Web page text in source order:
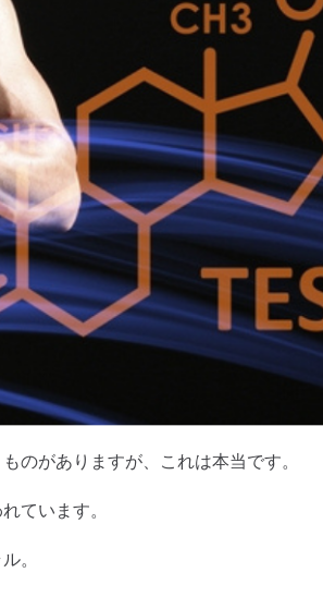
のがありますが、これは本当です。
ています。
。